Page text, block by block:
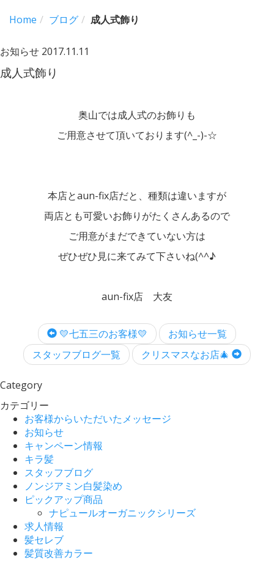
Home ブログ 成人式飾り
お知らせ 2017.11.11
成人式飾り
奥山では成人式のお飾りも
ご用意させて頂いております(^_-)-☆
本店とaun-fix店だと、種類は違いますが
両店とも可愛いお飾りがたくさんあるので
ご用意がまだできていない方は
ぜひぜひ見に来てみて下さいね(^^♪
aun-fix店 大友
💛七五三のお客様💛
お知らせ一覧
スタッフブログ一覧
クリスマスなお店🎄
Category
カテゴリー
お客様からいただいたメッセージ
お知らせ
キャンペーン情報
キラ髪
スタッフブログ
ノンジアミン白髪染め
ピックアップ商品
ナピュールオーガニックシリーズ
求人情報
髪セレブ
髪質改善カラー